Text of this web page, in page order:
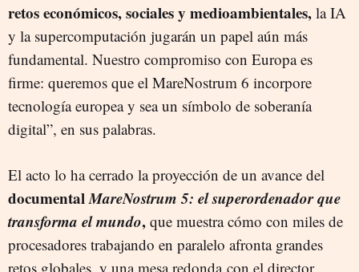
retos económicos, sociales y medioambientales, la IA
y la supercomputación jugarán un papel aún más
fundamental. Nuestro compromiso con Europa es
firme: queremos que el MareNostrum 6 incorpore
tecnología europea y sea un símbolo de soberanía
digital”, en sus palabras.
El acto lo ha cerrado la proyección de un avance del
documentalMareNostrum 5: el superordenador que
transforma el mundo, que muestra cómo con miles de
procesadores trabajando en paralelo afronta grandes
retos globales, y una mesa redonda con el director